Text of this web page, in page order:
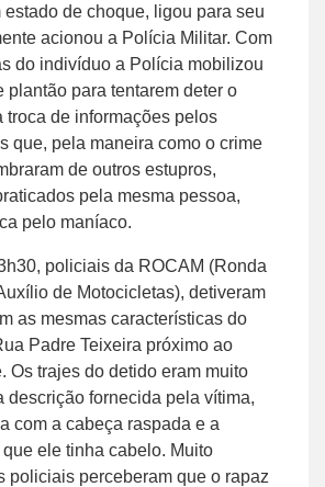
estado de choque, ligou para seu
acionou a Polícia Militar. Com
do indivíduo a Polícia mobilizou
plantão para tentarem deter o
troca de informações pelos
que, pela maneira como o crime
de outros estupros,
pela mesma pessoa,
pelo maníaco.
policiais da ROCAM (Ronda
de Motocicletas), detiveram
as mesmas características do
Padre Teixeira próximo ao
Os trajes do detido eram muito
descrição fornecida pela vítima,
com a cabeça raspada e a
ele tinha cabelo. Muito
policiais perceberam que o rapaz